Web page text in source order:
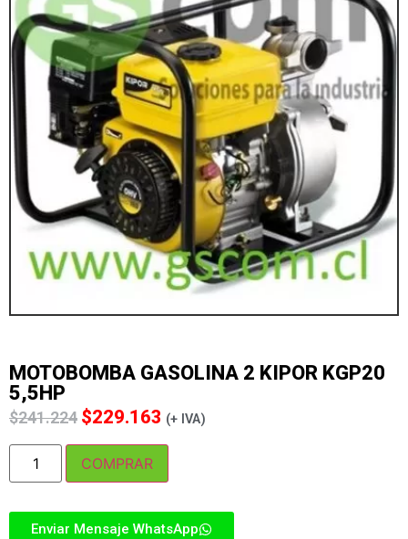
MOTOBOMBA GASOLINA 2 KIPOR KGP20
5,5HP
$241.224 $229.163 (+ IVA)
COMPRAR
Enviar Mensaje WhatsApp